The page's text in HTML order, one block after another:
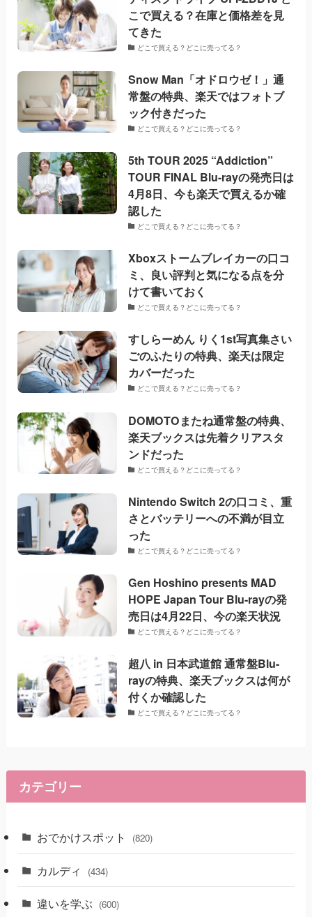
こで買える？在庫と価格差を見
てきた
どこで買える？どこに売ってる？
Snow Man「オドロウゼ！」通
常盤の特典、楽天ではフォトブ
ック付きだった
どこで買える？どこに売ってる？
5th TOUR 2025 “Addiction”
TOUR FINAL Blu-rayの発売日は
4月8日、今も楽天で買えるか確
認した
どこで買える？どこに売ってる？
Xboxストームブレイカーの口コ
ミ、良い評判と気になる点を分
けて書いておく
どこで買える？どこに売ってる？
すしらーめん りく1st写真集さい
ごのふたりの特典、楽天は限定
カバーだった
どこで買える？どこに売ってる？
DOMOTOまたね通常盤の特典、
楽天ブックスは先着クリアスタ
ンドだった
どこで買える？どこに売ってる？
Nintendo Switch 2の口コミ、重
さとバッテリーへの不満が目立
った
どこで買える？どこに売ってる？
Gen Hoshino presents MAD
HOPE Japan Tour Blu-rayの発
売日は4月22日、今の楽天状況
どこで買える？どこに売ってる？
超八 in 日本武道館 通常盤Blu-
rayの特典、楽天ブックスは何が
付くか確認した
どこで買える？どこに売ってる？
カテゴリー
おでかけスポット (820)
カルディ (434)
違いを学ぶ (600)